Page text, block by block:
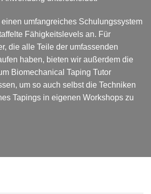
umfangreiches Schulungssystem
Fähigkeitslevels an. Für
die alle Teile der umfassenden
haben, bieten wir außerdem die
Biomechanical Taping Tutor
um so auch selbst die Techniken
Tapings in eigenen Workshops zu